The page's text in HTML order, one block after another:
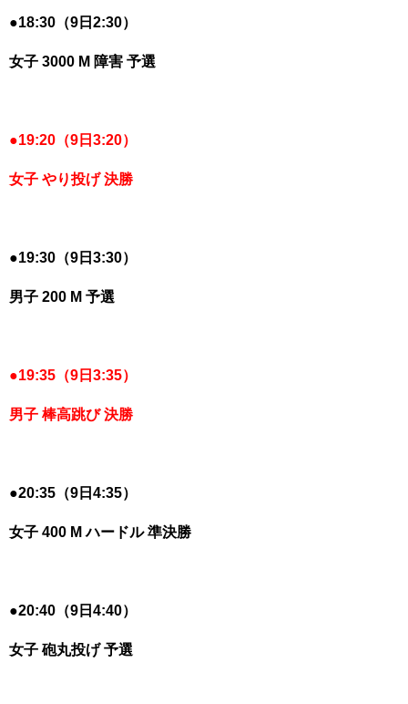
●18:30（9日2:30）
女子 3000 M 障害 予選
●19:20（9日3:20）
女子 やり投げ 決勝
●19:30（9日3:30）
男子 200 M 予選
●19:35（9日3:35）
男子 棒高跳び 決勝
●20:35（9日4:35）
女子 400 M ハードル 準決勝
●20:40（9日4:40）
女子 砲丸投げ 予選